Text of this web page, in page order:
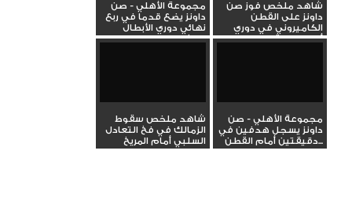
شاهد ملخص فوز صن
داونز على القطن
الكاميروني في دوري
أبطال إفريقيا
مجموعة الأهلي - صن
داونز يضع قدما في ربع
نهائي دوري الأبطال
بالفوز...
مجموعة الأهلي - صن
داونز يسجل هدفين في
دقيقتين أمام القطن...
شاهد ملخص سقوط
الزمالك في فخ التعادل
السلبي أمام المريخ
بدوري...